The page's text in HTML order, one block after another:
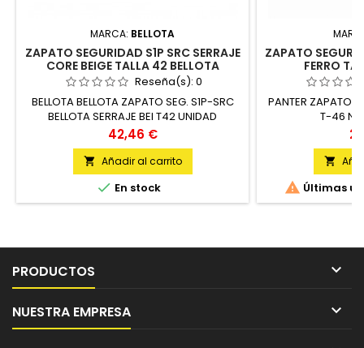
MARCA: BELLOTA
ZAPATO SEGURIDAD S1P SRC SERRAJE
CORE BEIGE TALLA 42 BELLOTA
Reseña(s): 0
BELLOTA BELLOTA ZAPATO SEG. S1P-SRC
BELLOTA SERRAJE BEI T42 UNIDAD
Precio
42,46 €
 Añadir al carrito
 En stock
ZAPATO
FERRO
PANTER ZAPATO
T-46

 Últimas
PRODUCTOS 
NUESTRA EMPRESA 